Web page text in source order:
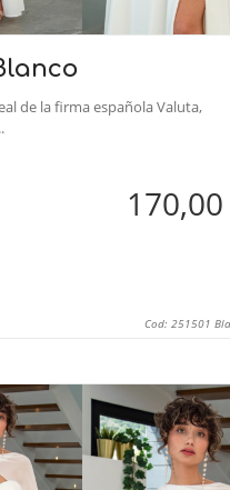
de la firma española Valuta,
Cod: 251501